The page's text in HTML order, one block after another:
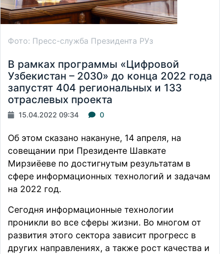
Фото: Пресс-служба Президента РУз
В рамках программы «Цифровой
Узбекистан – 2030» до конца 2022 года
запустят 404 региональных и 133
отраслевых проекта
15.04.2022 09:34 0
Об этом сказано накануне, 14 апреля, на
совещании при Президенте Шавкате
Мирзиёеве по достигнутым результатам в
сфере информационных технологий и задачам
на 2022 год.
Сегодня информационные технологии
проникли во все сферы жизни. Во многом от
развития этого сектора зависит прогресс в
других направлениях, а также рост качества и